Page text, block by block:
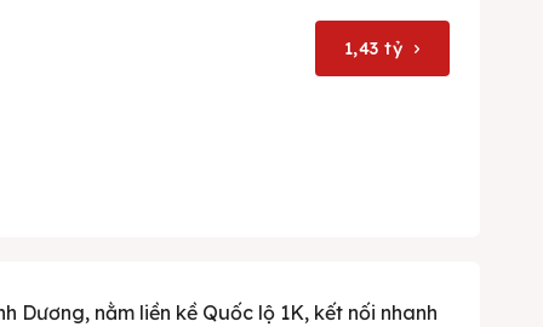
1,43 tỷ
Dương, nằm liền kề Quốc lộ 1K, kết nối nhanh